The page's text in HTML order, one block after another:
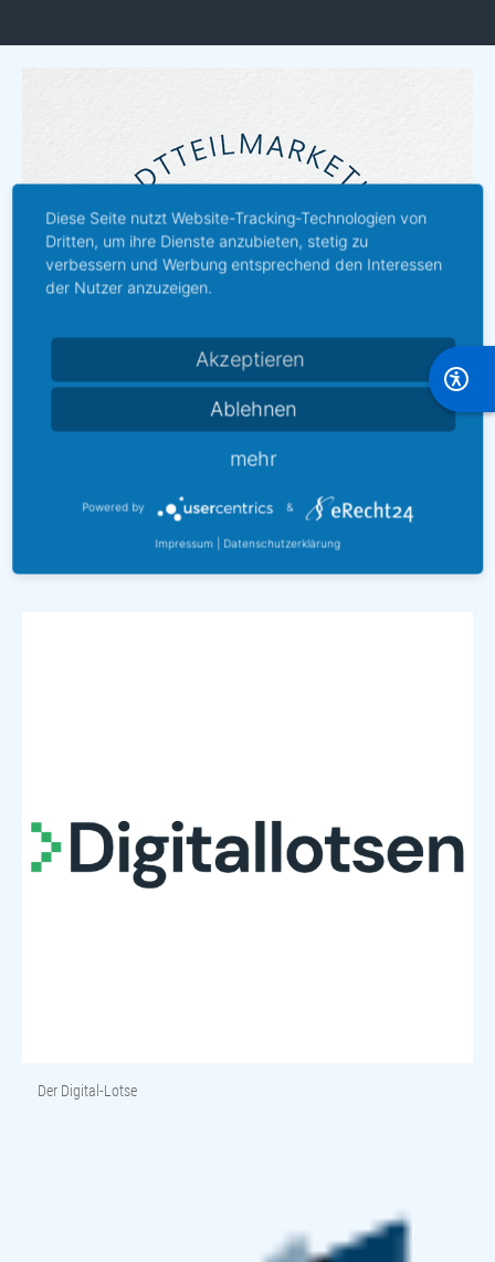
Der Digital-Lotse
Diese Seite nutzt Website-Tracking-Technologien von
Dritten, um ihre Dienste anzubieten, stetig zu
verbessern und Werbung entsprechend den Interessen
der Nutzer anzuzeigen.
Akzeptieren
Ablehnen
mehr
Powered by &
Impressum Datenschutzerklärung